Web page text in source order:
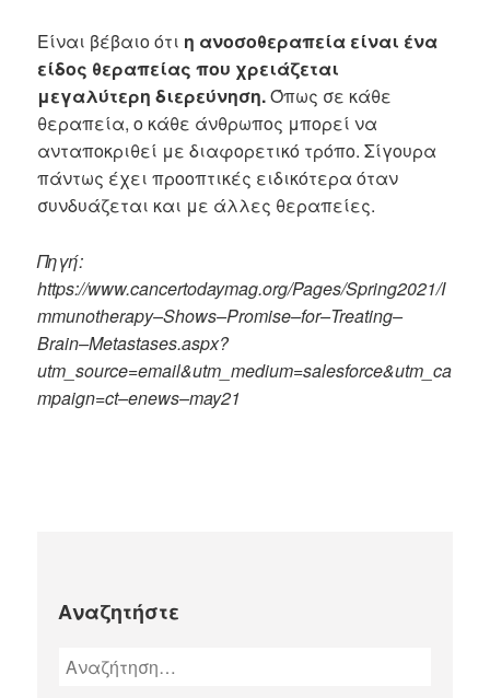
Είναι βέβαιο ότι η ανοσοθεραπεία είναι ένα
είδος θεραπείας που χρειάζεται
μεγαλύτερη διερεύνηση.Όπως σε κάθε
θεραπεία, ο κάθε άνθρωπος μπορεί να
ανταποκριθεί με διαφορετικό τρόπο. Σίγουρα
πάντως έχει προοπτικές ειδικότερα όταν
συνδυάζεται και με άλλες θεραπείες.
Πηγή:
https://www.cancertodaymag.org/Pages/Spring2021/I
mmunotherapy–Shows–Promise–for–Treating–
Brain–Metastases.aspx?
utm _source=email&utm _medium=salesforce&utm _ca
mpaign=ct–enews–may21
Αναζητήστε